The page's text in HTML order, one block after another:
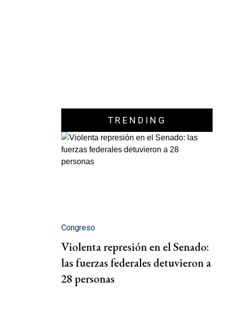
TRENDING
Congreso
Violenta represión en el Senado:
las fuerzas federales detuvieron a
28 personas